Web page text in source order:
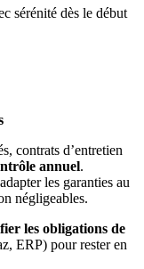
sérénité dès le début
contrats d’entretien
annuel.
les garanties au
négligeables.
les obligations de
ERP) pour rester en